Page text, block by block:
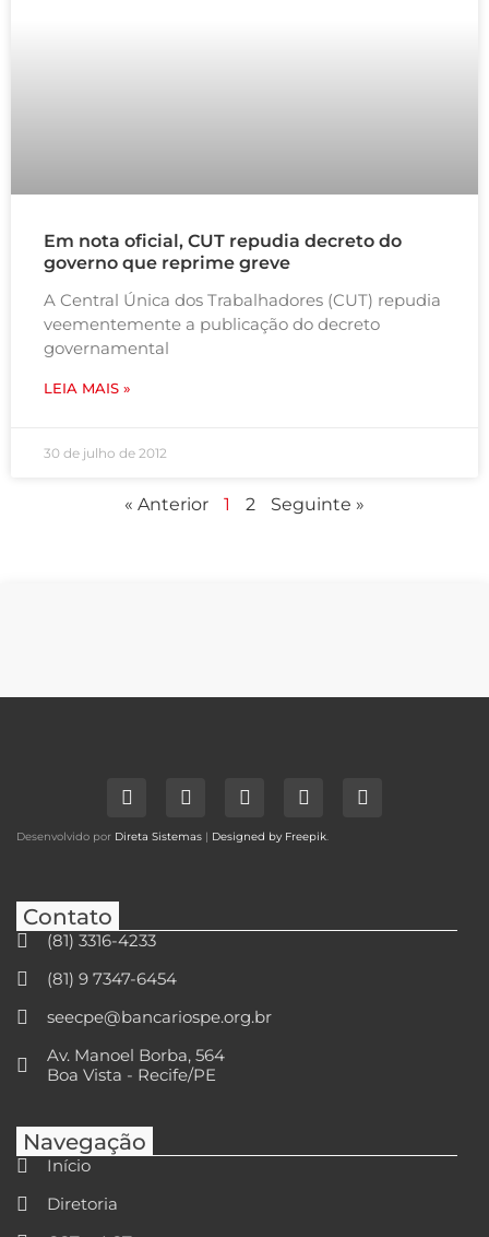
Em nota oficial, CUT repudia decreto do
governo que reprime greve
A Central Única dos Trabalhadores (CUT) repudia
veementemente a publicação do decreto
governamental
LEIA MAIS »
30 de julho de 2012
« Anterior 1 2 Seguinte »
Desenvolvido por Direta Sistemas | Designed by Freepik.
Contato
(81) 3316-4233
(81) 9 7347-6454
seecpe@bancariospe.org.br
Av. Manoel Borba, 564
Boa Vista - Recife/PE
Navegação
Início
Diretoria